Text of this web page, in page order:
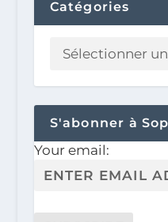
Catégories
S'abonner à
Your email: